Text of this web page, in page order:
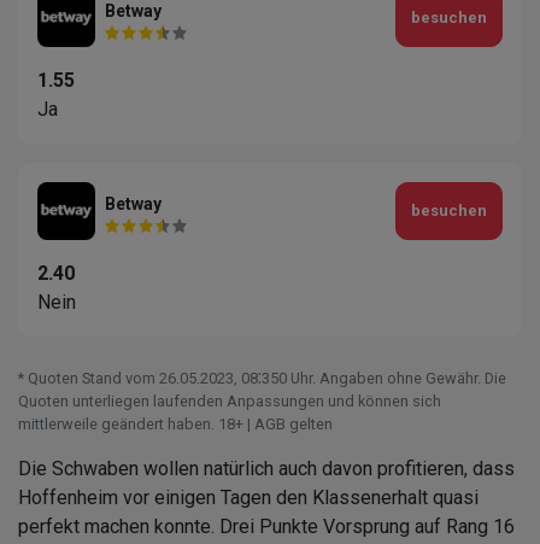
Betway
1.55
Ja
besuchen
Betway
2.40
Nein
besuchen
* Quoten Stand vom 26.05.2023‚ 08⁚350 Uhr. Angaben ohne Gewähr. Die
Quoten unterliegen laufenden Anpassungen und können sich
mittlerweile geändert haben. 18+ | AGB gelten
Die Schwaben wollen natürlich auch davon profitieren, dass
Hoffenheim vor einigen Tagen den Klassenerhalt quasi
perfekt machen konnte. Drei Punkte Vorsprung auf Rang 16